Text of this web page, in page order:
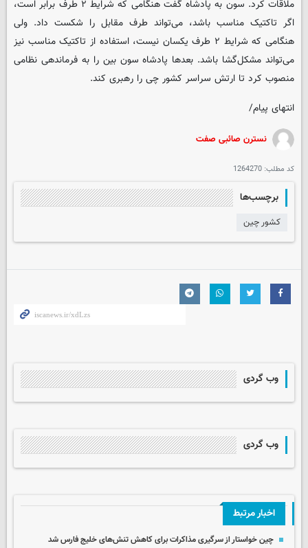
ملاقات کرد. سون به پادشاه گفت هنگامی که شرایط ۲ طرف برابر است،
اگر تاکتیک مناسب باشد، می‌تواند طرف مقابل را شکست داد. ولی
هنگامی که شرایط ۲ طرف یکسان نیست، استفاده از تاکتیک مناسب نیز
می‌تواند مشکل‌گشا باشد. بعدها پادشاه سون بین را به فرماندهی نظامی
منصوب کرد تا ارتش سراسر کشور چی را رهبری کند.
انتهای پیام/
نسترن صائبی صفت
کد مطلب: 1264270
برچسب‌ها
کشور چین
وب گردی
وب گردی
اخبار مرتبط
چین خواستار از سرگیری مذاکرات برای کاهش تنش‌های خلیج فارس شد